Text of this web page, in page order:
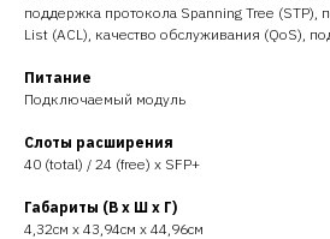
поддержка протокола Spanning Tree (STP),
List (ACL), качество обслуживания (QoS),
Питание
Подключаемый модуль
Слоты расширения
40 (total) / 24 (free) x SFP+
Габариты (В х Ш х Г)
4,32см х 43,94см х 44,96см